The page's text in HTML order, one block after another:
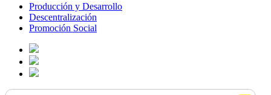
Producción y Desarrollo
Descentralización
Promoción Social